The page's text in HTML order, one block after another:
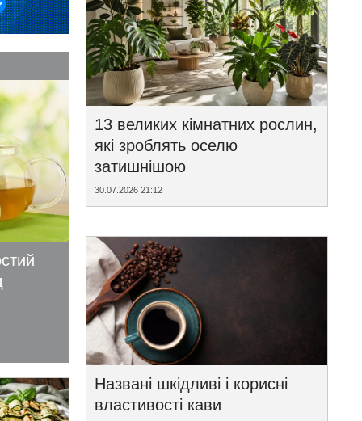
13 великих кімнатних рослин,
які зроблять оселю
затишнішою
30.07.2026 21:12
Названі шкідливі і корисні
властивості кави